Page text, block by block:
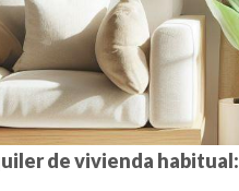
de vivienda habitual: